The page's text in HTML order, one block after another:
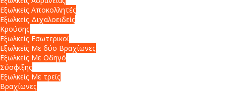
Εξωλκείς Αποκολλητές
Εξωλκείς Διχαλοειδείς
Κρούσης
Εξωλκείς Εσωτερικοί
Εξωλκείς Με δύο Βραχίωνες
Εξωλκείς Με Οδηγό
Σύσφιξης
Εξωλκείς Με τρείς
Βραχίωνες